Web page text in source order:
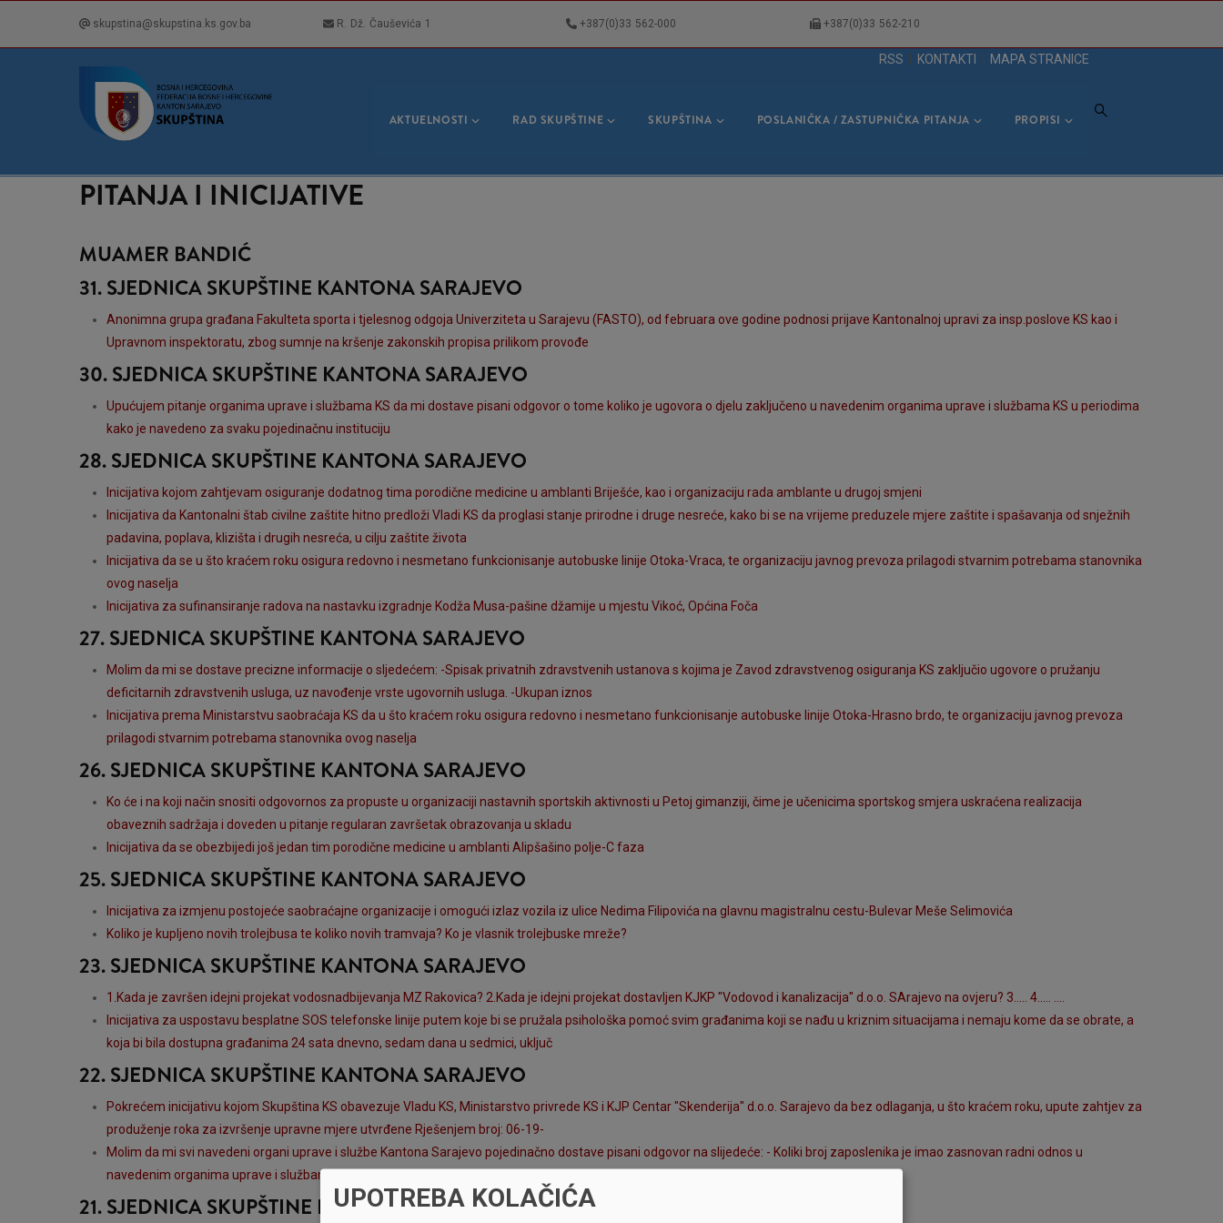
skupstina@skupstina.ks.gov.ba R. Dž. Čauševića 1 +387(0)33 562-000 +387(0)33 562-210
RSS KONTAKTI MAPA STRANICE
NAVIGACIJA
AKTUELNOSTI RAD SKUPŠTINE SKUPŠTINA POSLANIČKA / ZASTUPNIČKA PITANJA PROPISI
PITANJA I INICIJATIVE
MUAMER BANDIĆ
31. SJEDNICA SKUPŠTINE KANTONA SARAJEVO
Anonimna grupa građana Fakulteta sporta i tjelesnog odgoja Univerziteta u Sarajevu (FASTO), od februara ove godine podnosi prijave Kantonalnoj upravi za insp.poslove KS kao i
Upravnom inspektoratu, zbog sumnje na kršenje zakonskih propisa prilikom provođe
30. SJEDNICA SKUPŠTINE KANTONA SARAJEVO
Upućujem pitanje organima uprave i službama KS da mi dostave pisani odgovor o tome koliko je ugovora o djelu zaključeno u navedenim organima uprave i službama KS u periodima
kako je navedeno za svaku pojedinačnu instituciju
28. SJEDNICA SKUPŠTINE KANTONA SARAJEVO
Inicijativa kojom zahtjevam osiguranje dodatnog tima porodične medicine u amblanti Briješće, kao i organizaciju rada amblante u drugoj smjeni
Inicijativa da Kantonalni štab civilne zaštite hitno predloži Vladi KS da proglasi stanje prirodne i druge nesreće, kako bi se na vrijeme preduzele mjere zaštite i spašavanja od snježnih
padavina, poplava, klizišta i drugih nesreća, u cilju zaštite života
Inicijativa da se u što kraćem roku osigura redovno i nesmetano funkcionisanje autobuske linije Otoka-Vraca, te organizaciju javnog prevoza prilagodi stvarnim potrebama stanovnika
ovog naselja
Inicijativa za sufinansiranje radova na nastavku izgradnje Kodža Musa-pašine džamije u mjestu Vikoć, Općina Foča
27. SJEDNICA SKUPŠTINE KANTONA SARAJEVO
Molim da mi se dostave precizne informacije o sljedećem: -Spisak privatnih zdravstvenih ustanova s kojima je Zavod zdravstvenog osiguranja KS zaključio ugovore o pružanju
deficitarnih zdravstvenih usluga, uz navođenje vrste ugovornih usluga. -Ukupan iznos
Inicijativa prema Ministarstvu saobraćaja KS da u što kraćem roku osigura redovno i nesmetano funkcionisanje autobuske linije Otoka-Hrasno brdo, te organizaciju javnog prevoza
prilagodi stvarnim potrebama stanovnika ovog naselja
26. SJEDNICA SKUPŠTINE KANTONA SARAJEVO
Ko će i na koji način snositi odgovornos za propuste u organizaciji nastavnih sportskih aktivnosti u Petoj gimanziji, čime je učenicima sportskog smjera uskraćena realizacija
obaveznih sadržaja i doveden u pitanje regularan završetak obrazovanja u skladu
Inicijativa da se obezbijedi još jedan tim porodične medicine u amblanti Alipšašino polje-C faza
25. SJEDNICA SKUPŠTINE KANTONA SARAJEVO
Inicijativa za izmjenu postojeće saobraćajne organizacije i omogući izlaz vozila iz ulice Nedima Filipovića na glavnu magistralnu cestu-Bulevar Meše Selimovića
Koliko je kupljeno novih trolejbusa te koliko novih tramvaja? Ko je vlasnik trolejbuske mreže?
23. SJEDNICA SKUPŠTINE KANTONA SARAJEVO
1.Kada je završen idejni projekat vodosnadbijevanja MZ Rakovica? 2.Kada je idejni projekat dostavljen KJKP "Vodovod i kanalizacija" d.o.o. SArajevo na ovjeru? 3..... 4..... ....
Inicijativa za uspostavu besplatne SOS telefonske linije putem koje bi se pružala psihološka pomoć svim građanima koji se nađu u kriznim situacijama i nemaju kome da se obrate, a
koja bi bila dostupna građanima 24 sata dnevno, sedam dana u sedmici, uključ
22. SJEDNICA SKUPŠTINE KANTONA SARAJEVO
Pokrećem inicijativu kojom Skupština KS obavezuje Vladu KS, Ministarstvo privrede KS i KJP Centar "Skenderija" d.o.o. Sarajevo da bez odlaganja, u što kraćem roku, upute zahtjev za
produženje roka za izvršenje upravne mjere utvrđene Rješenjem broj: 06-19-
Molim da mi svi navedeni organi uprave i službe Kantona Sarajevo pojedinačno dostave pisani odgovor na slijedeće: - Koliki broj zaposlenika je imao zasnovan radni odnos u
navedenim organima uprave i službama Kantona Sarajevo u 2024. godini, s navođenjem:
21. SJEDNICA SKUPŠTINE KANTONA SARAJEVO
UPOTREBA KOLAČIĆA